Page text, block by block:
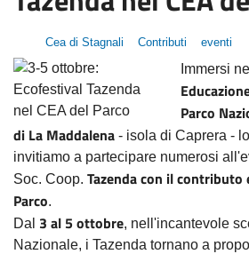
Cea di Stagnali Contributi eventi
Immersi
Parco
di La Maddalena - isola di Caprera -
invitiamo a partecipare numerosi
Soc. Coop. Tazenda con il
Parco.
Dal 3 al 5 ottobre, nell'incantevole
Nazionale, i Tazenda tornano a